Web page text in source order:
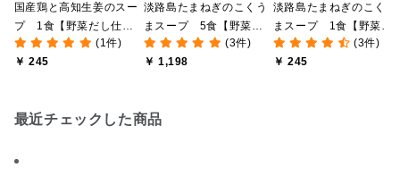
国産鶏と高知生姜のスー
プ 1食【野菜だし仕立
て】
(1件)
￥ 245
淡路島たまねぎのこくう
まスープ 5食【野菜だ
し仕立て】
(3件)
￥ 1,198
淡路島たまねぎのこくう
まスープ 1食【野菜だ
し仕立て】
(3件)
￥ 245
最近チェックした商品